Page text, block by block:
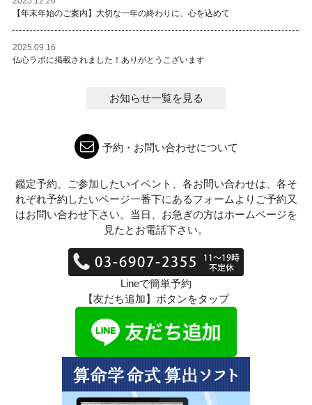
【年末年始のご案内】大切な一年の終わりに、心を込めて
2025.09.16
仏心ラボに掲載されました！ありがとうこざいます
お知らせ一覧を見る
予約・お問い合わせについて
鑑定予約、ご参加したいイベント、各お問い合わせは、各そ
れぞれ予約したいページ一番下にあるフォームよりご予約又
はお問い合わせ下さい。当日、お急ぎの方はホームページを
見たとお電話下さい。
Lineで簡単予約
【友だち追加】ボタンをタップ